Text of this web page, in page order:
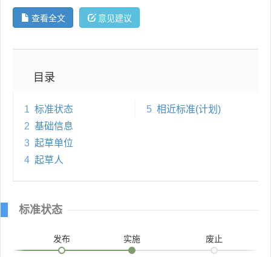
查看全文 意见建议
目录
1 标准状态
2 基础信息
3 起草单位
4 起草人
5 相近标准(计划)
标准状态
发布 实施 废止